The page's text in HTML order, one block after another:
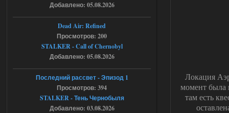
Локация
момент была
там есть
Ответить ➤
05.08.2026
Тайна Зоны - Remaster 2026
AndreySA
патч я установил после
установки мода, да, ладно,
наверное вы правы придется ожидать
Добавлено: 05.08.2026
Dead Air: Refined
Просмотров: 200
STALKER - Call of Chernobyl
Добавлено: 05.08.2026
Последний рассвет - Эпизод 1
Просмотров: 394
STALKER - Тень Чернобыля
Добавлено: 03.08.2026